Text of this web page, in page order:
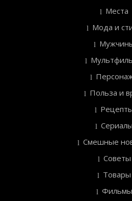
Места
Мода и
Польза и
Сериалы
Смешные
Советы
Товары
Фильмы